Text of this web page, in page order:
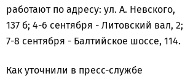
работают по адресу: ул. А. Невского,
137 б; 4-6 сентября - Литовский вал, 2;
7-8 сентября - Балтийское шоссе, 114.
Как уточнили в пресс-службе